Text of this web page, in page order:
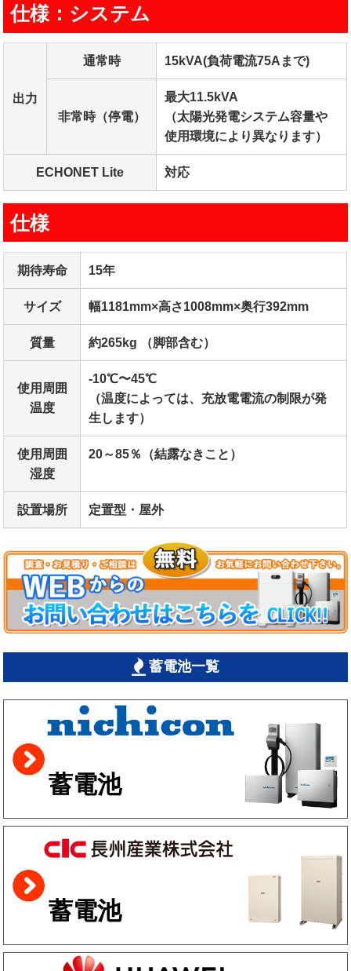
仕様：システム
出力
通常時 15kVA(負荷電流75Aまで)
非常時（停電）
最大11.5kVA
（太陽光発電システム容量や
使用環境により異なります）
ECHONET Lite 対応
仕様
期待寿命 15年
サイズ 幅1181mm×高さ1008mm×奥行392mm
質量 約265kg （脚部含む）
使用周囲
温度
-10℃〜45℃
（温度によっては、充放電電流の制限が発
生します）
使用周囲
湿度
20～85％（結露なきこと）
設置場所 定置型・屋外
蓄電池一覧
蓄電池
蓄電池